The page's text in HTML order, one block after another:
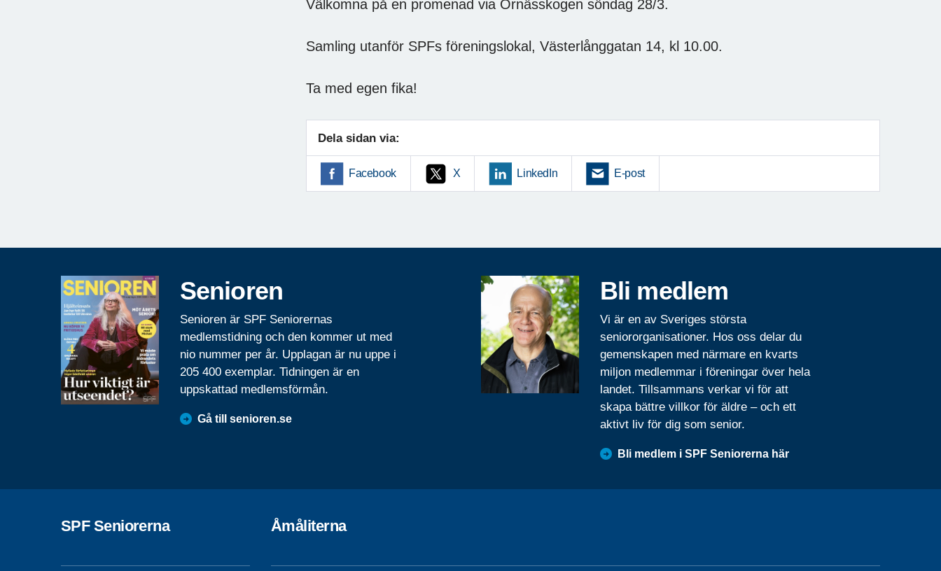
Välkomna på en promenad via Örnässkogen söndag 28/3.
Samling utanför SPFs föreningslokal, Västerlånggatan 14, kl 10.00.
Ta med egen fika!
Dela sidan via:
Facebook X LinkedIn E-post
Senioren
Senioren är SPF Seniorernas
medlemstidning och den kommer ut med
nio nummer per år. Upplagan är nu uppe i
205 400 exemplar. Tidningen är en
uppskattad medlemsförmån.
Gå till senioren.se
Bli medlem
Vi är en av Sveriges största
seniororganisationer. Hos oss delar du
gemenskapen med närmare en kvarts
miljon medlemmar i föreningar över hela
landet. Tillsammans verkar vi för att
skapa bättre villkor för äldre – och ett
aktivt liv för dig som senior.
Bli medlem i SPF Seniorerna här
SPF Seniorerna Åmåliterna